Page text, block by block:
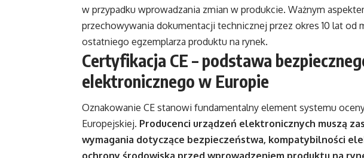
w przypadku wprowadzania zmian w produkcie. Ważnym
przechowywania dokumentacji technicznej przez okres 10 lat od
ostatniego egzemplarza produktu na rynek.
Certyfikacja CE – podstawa
elektronicznego w Europie
Oznakowanie CE stanowi fundamentalny element systemu
Europejskiej. Producenci urządzeń elektronicznych muszą
wymagania dotyczące bezpieczeństwa, kompatybilności
ochrony środowiska przed wprowadzeniem produktu na